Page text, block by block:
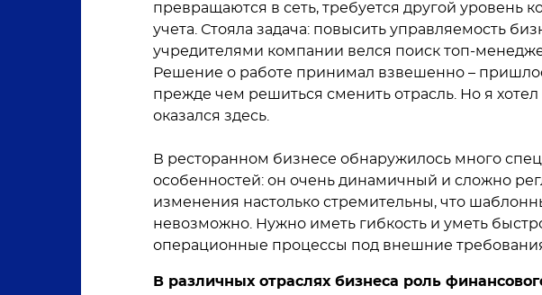
превращаются в сеть, требуется другой уровень
учета. Стояла задача: повысить управляемость
учредителями компании велся поиск топ-
Решение о работе принимал взвешенно –
прежде чем решиться сменить отрасль. Но я хотел
оказался здесь.
В ресторанном бизнесе обнаружилось много
особенностей: он очень динамичный и сложно
изменения настолько стремительны, что
невозможно. Нужно иметь гибкость и уметь
операционные процессы под внешние
В различных отраслях бизнеса роль